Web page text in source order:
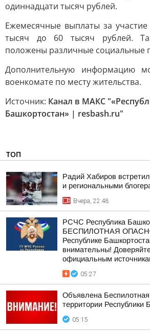
одиннадцати тысяч рублей.
Ежемесячные выплаты за
тысяч до 60 тысяч рублей.
положены различные социальные
Дополнительную информацию
военкомате по месту жительства.
Источник: Канал в МАКС
Башкортостан» | resbash.ru"
ТОП
Радий Хабиров
и региональными
Вчера, 22:48
РСЧС Республика
БЕСПИЛОТНАЯ
Республике
внимательны!
официальным
05:27
Объявлена Беспилотная
территории Республики
05:15